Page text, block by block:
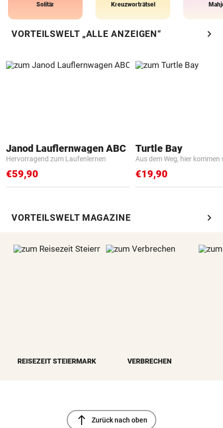
Solitär Kreuzworträtsel
VORTEILSWELT „ALLE ANZEIGEN“ chevron_right
Janod Lauflernwagen ABC
Hervorragend zum Laufenlernen
€59,90
Turtle Bay
Aus dem Weg, hier kommen
€19,90
VORTEILSWELT MAGAZINE chevron_right
REISEZEIT STEIERMARK VERBRECHEN
north Zurück nach oben